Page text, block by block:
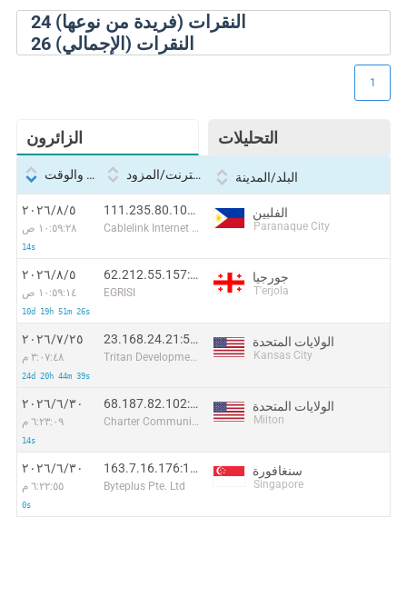
24 النقرات (فريدة من نوعها)
26 النقرات (الإجمالي)
الزائرون التحليلات
1
التاريخ والوقت بروتوكول الإنترنت/المزود البلد/المدينة
٥‏/٨‏/٢٠٢٦
١٠:٥٩:٢٨ ص
14s
111.235.80.101:48292
Cablelink Internet Sservices Inc
الفلبين
Paranaque City
٥‏/٨‏/٢٠٢٦
١٠:٥٩:١٤ ص
10d 19h 51m 26s
62.212.55.157:61165
EGRISI
جورجيا
T'erjola
٢٥‏/٧‏/٢٠٢٦
٣:٠٧:٤٨ م
24d 20h 44m 39s
23.168.24.21:55878
Tritan Development
الولايات المتحدة
Kansas City
٣٠‏/٦‏/٢٠٢٦
٦:٢٣:٠٩ م
14s
68.187.82.102:48048
Charter Communications
الولايات المتحدة
Milton
٣٠‏/٦‏/٢٠٢٦
٦:٢٢:٥٥ م
0s
163.7.16.176:16635
Byteplus Pte. Ltd
سنغافورة
Singapore